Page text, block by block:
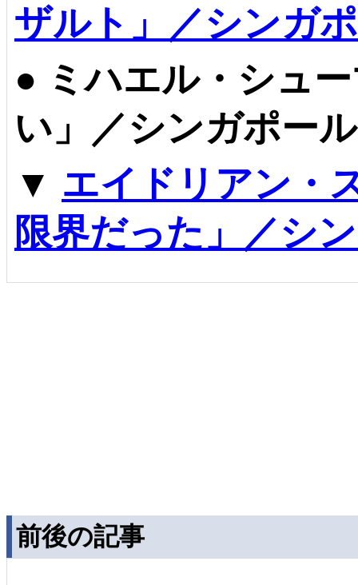
ザルト」／シンガ
● ミハエル・シュ
い」／シンガポー
▼ エイドリアン・
限界だった」／シ
前後の記事